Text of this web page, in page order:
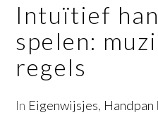
Intuïtief
spelen:
regels
In Eigenwijsjes, Handpan